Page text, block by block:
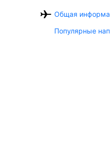
Общая
Популярные